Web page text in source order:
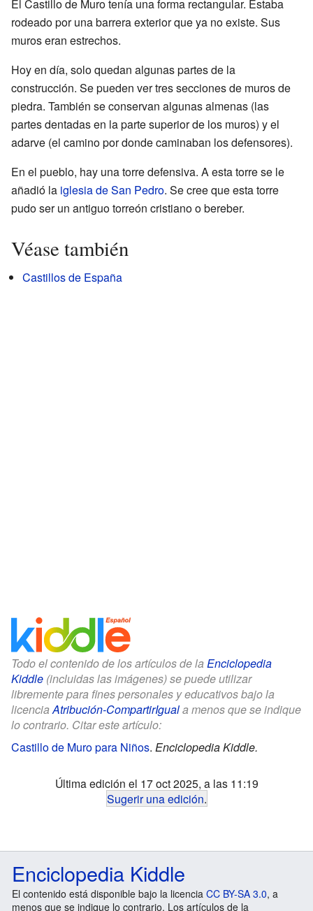
El Castillo de Muro tenía una forma rectangular. Estaba
rodeado por una barrera exterior que ya no existe. Sus
muros eran estrechos.
Hoy en día, solo quedan algunas partes de la
construcción. Se pueden ver tres secciones de muros de
piedra. También se conservan algunas almenas (las
partes dentadas en la parte superior de los muros) y el
adarve (el camino por donde caminaban los defensores).
En el pueblo, hay una torre defensiva. A esta torre se le
añadió la iglesia de San Pedro. Se cree que esta torre
pudo ser un antiguo torreón cristiano o bereber.
Véase también
Castillos de España
Todo el contenido de los artículos de la Enciclopedia
Kiddle (incluidas las imágenes) se puede utilizar
libremente para fines personales y educativos bajo la
licenciaAtribución-CompartirIguala menos que se indique
lo contrario. Citar este artículo:
Castillo de Muro para Niños. Enciclopedia Kiddle.
Última edición el 17 oct 2025, a las 11:19
Sugerir una edición.
Enciclopedia Kiddle
El contenido está disponible bajo la licencia CC BY-SA 3.0, a
menos que se indique lo contrario. Los artículos de la